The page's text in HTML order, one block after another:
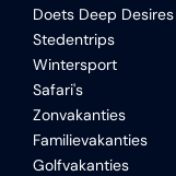
Doets Deep Desires
Stedentrips
Wintersport
Safari's
Zonvakanties
Familievakanties
Golfvakanties